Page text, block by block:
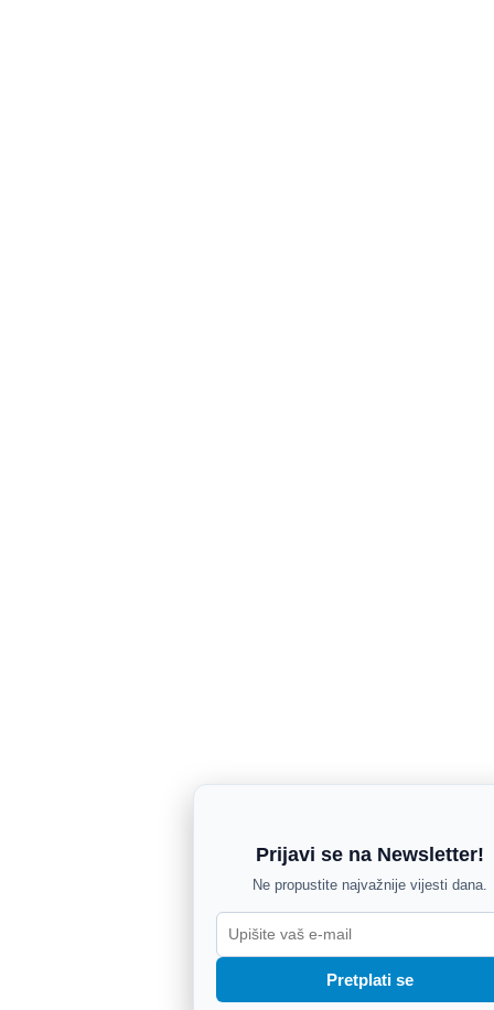
Prijavi se na Newsletter!
Ne propustite najvažnije vijesti dana.
Pretplati se